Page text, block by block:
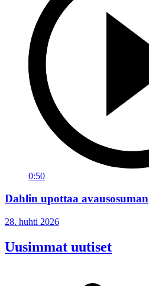
0:50
Dahlin upottaa avausosuman
28. huhti 2026
Uusimmat uutiset